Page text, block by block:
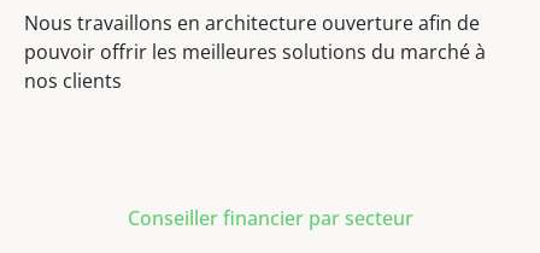
Nous travaillons en architecture ouverture afin de
pouvoir offrir les meilleures solutions du marché à
nos clients
Conseiller financier par secteur